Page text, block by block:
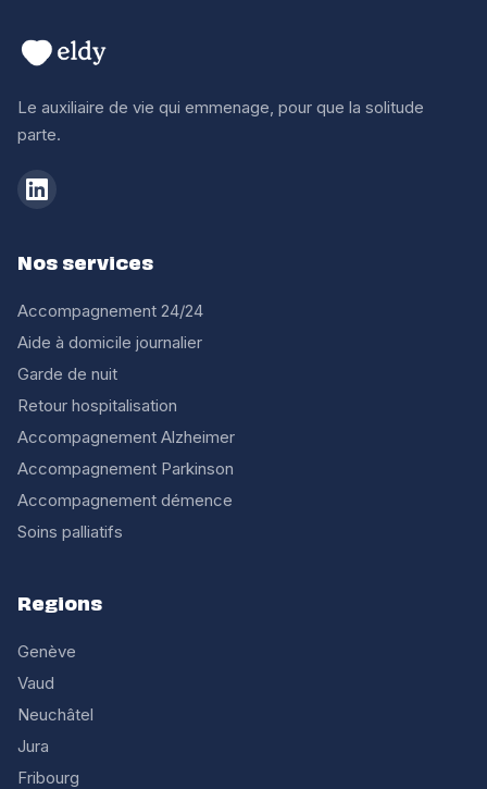
Le auxiliaire de vie qui emmenage, pour que la solitude
parte.
Nos services
Accompagnement 24/24
Aide à domicile journalier
Garde de nuit
Retour hospitalisation
Accompagnement Alzheimer
Accompagnement Parkinson
Accompagnement démence
Soins palliatifs
Regions
Genève
Vaud
Neuchâtel
Jura
Fribourg